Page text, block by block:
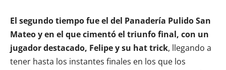
El segundo tiempo fue el del Panadería Pulido San
Mateo y en el que cimentó el triunfo final, con un
jugador destacado, Felipe y su hat trick, llegando a
tener hasta los instantes finales en los que los